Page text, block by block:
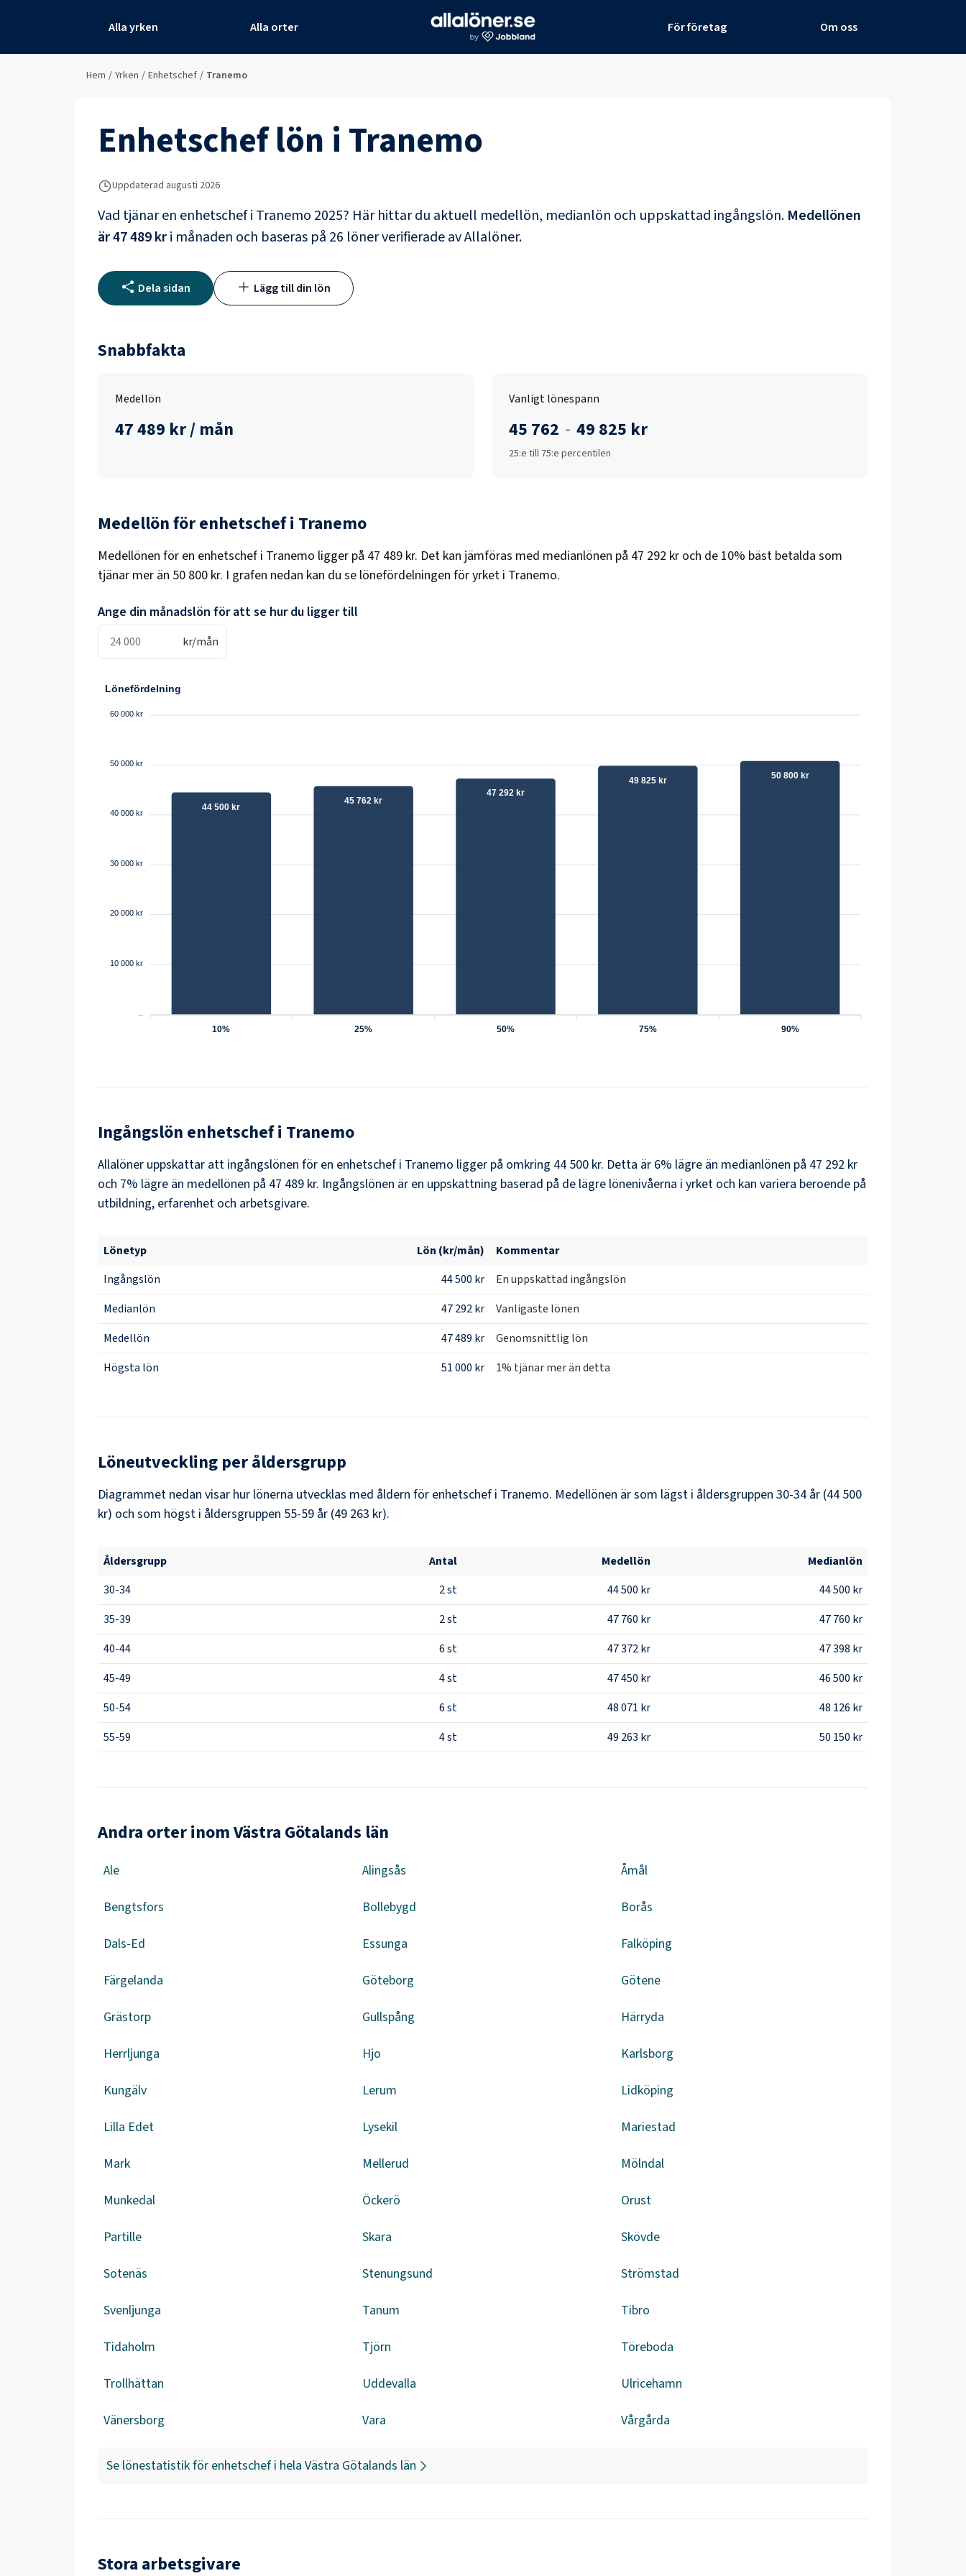
Alla yrken Alla orter För företag Om oss
Hem / Yrken / Enhetschef / Tranemo
Enhetscheflön i Tranemo
Uppdaterad augusti 2026
Vad tjänar en enhetschefi Tranemo 2025? Här hittar du aktuell medellön, medianlön och uppskattad ingångslön. Medellönen
är47 489 kri månaden och baseras på 26 löner verifierade av Allalöner.
Dela sidan Lägg till din lön
Snabbfakta
Medellön
47 489 kr / mån
Vanligt lönespann
45 762 - 49 825 kr
25:e till 75:e percentilen
Medellön förenhetschefi Tranemo
Medellönen för en enhetschef i Tranemo ligger på 47 489 kr. Det kan jämföras med medianlönen på 47 292 kr och de 10% bäst betalda som
tjänar mer än 50 800 kr. I grafen nedan kan du se lönefördelningen för yrket i Tranemo.
Ange din månadslön för att se hur du ligger till
kr/mån
Lönefördelning
60 000 kr
50 000 kr
40 000 kr
30 000 kr
20 000 kr
10 000 kr
44 500 kr
45 762 kr
47 292 kr
49 825 kr 50 800 kr
10% 25% 50% 75% 90%
Ingångslön enhetschefi Tranemo
Allalöner uppskattar att ingångslönen för en enhetschef i Tranemo ligger på omkring 44 500 kr. Detta är 6% lägre än medianlönen på 47 292 kr
och 7% lägre än medellönen på 47 489 kr. Ingångslönen är en uppskattning baserad på de lägre lönenivåerna i yrket och kan variera beroende på
utbildning, erfarenhet och arbetsgivare.
Lönetyp Lön (kr/mån)
Kommentar
Ingångslön
44 500 kr
En uppskattad ingångslön
Medianlön
47 292 kr
Vanligaste lönen
Medellön
47 489 kr
Genomsnittlig lön
Högsta lön
51 000 kr 1% tjänar mer än detta
Löneutveckling per åldersgrupp
Diagrammet nedan visar hur lönerna utvecklas med åldern för enhetschef i Tranemo. Medellönen är som lägst i åldersgruppen 30-34 år (44 500
kr) och som högst i åldersgruppen 55-59 år (49 263 kr).
Åldersgrupp Antal Medellön
Medianlön
30-34
2st 44 500 kr
44 500 kr
35-39
2st 47 760 kr
47 760 kr
40-44
6st 47 372 kr
47 398 kr
45-49
4st 47 450 kr
46 500 kr
50-54
6st 48 071 kr
48 126 kr
55-59
4st 49 263 kr 50 150 kr
Andra orter inom Västra Götalands län
Ale Alingsås Åmål
Bengtsfors Bollebygd Borås
Dals-Ed Essunga Falköping
Färgelanda Göteborg Götene
Grästorp Gullspång Härryda
Herrljunga Hjo Karlsborg
Kungälv Lerum Lidköping
Lilla Edet Lysekil Mariestad
Mark Mellerud Mölndal
Munkedal Öckerö Orust
Partille Skara Skövde
Sotenäs Stenungsund Strömstad
Svenljunga Tanum Tibro
Tidaholm Tjörn Töreboda
Trollhättan Uddevalla Ulricehamn
Vänersborg Vara Vårgårda
Se lönestatistik för enhetschef i hela Västra Götalands län
Stora arbetsgivare